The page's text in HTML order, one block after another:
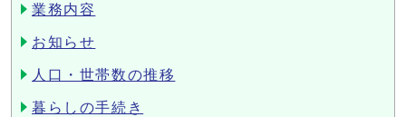
業務内容
お知らせ
人口・世帯数の推移
暮らしの手続き